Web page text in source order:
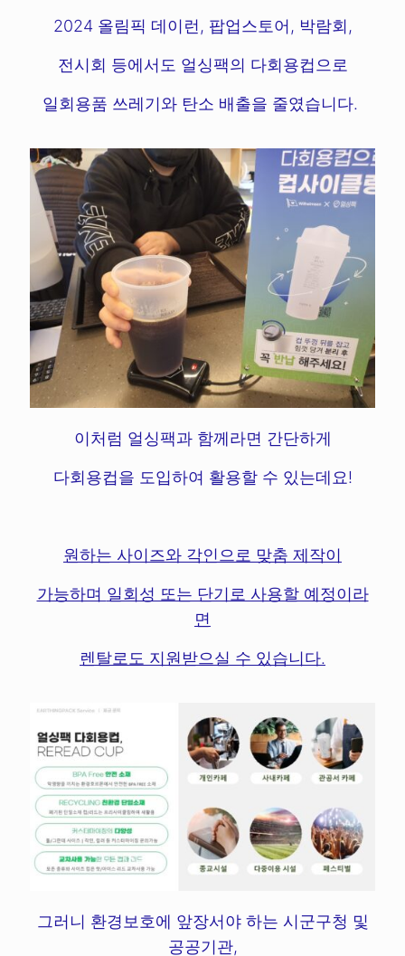
2024 올림픽 데이런, 팝업스토어, 박람회,
전시회 등에서도 얼싱팩의 다회용컵으로
일회용품 쓰레기와 탄소 배출을 줄였습니다.
이처럼 얼싱팩과 함께라면 간단하게
다회용컵을 도입하여 활용할 수 있는데요!
원하는 사이즈와 각인으로 맞춤 제작이
가능하며 일회성 또는 단기로 사용할 예정이라
면
렌탈로도 지원받으실 수 있습니다.
그러니 환경보호에 앞장서야 하는 시군구청 및
공공기관,